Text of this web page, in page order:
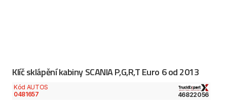
Klíč sklápění kabiny SCANIA P,G,R,T Euro 6 od 2013
Kód AUTOS
0481657
46822056